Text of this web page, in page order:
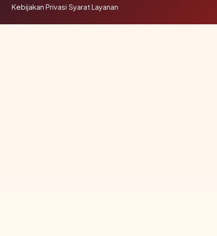
Kebijakan Privasi·Syarat Layanan